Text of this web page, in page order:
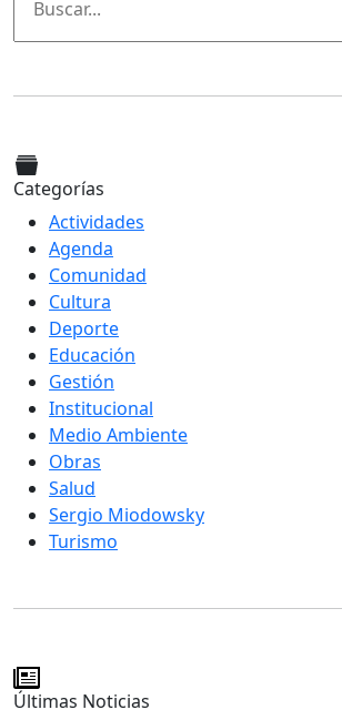
Categorías
Actividades
Agenda
Comunidad
Cultura
Deporte
Educación
Gestión
Institucional
Medio Ambiente
Obras
Salud
Sergio Miodowsky
Turismo
Últimas Noticias